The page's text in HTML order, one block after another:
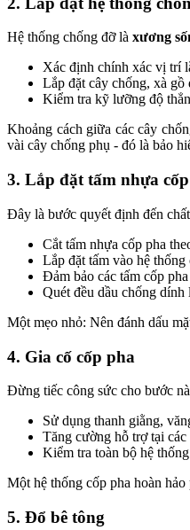
Hệ thống chống đỡ là xương
Xác định chính xác vị trí
Lắp đặt cây chống, xà
Kiểm tra kỹ lưỡng độ
Khoảng cách giữa các cây
vài cây chống phụ - đó là bảo
3. Lắp đặt tấm nhựa
Đây là bước quyết định đến
Cắt tấm nhựa cốp pha
Lắp đặt tấm vào hệ
Đảm bảo các tấm cốp
Quét đều dầu chống
Một mẹo nhỏ: Nên đánh dấu
4. Gia cố cốp pha
Đừng tiếc công sức cho bước
Sử dụng thanh giằng,
Tăng cường hỗ trợ tại
Kiểm tra toàn bộ hệ
Một hệ thống cốp pha hoàn
5. Đổ bê tông